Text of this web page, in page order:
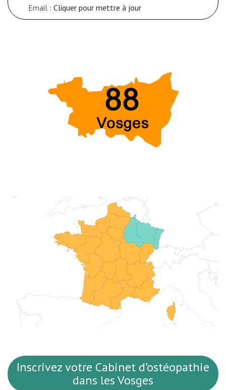
Email : Cliquer pour mettre à jour
Inscrivez votre Cabinet d’ostéopathie
dans les Vosges